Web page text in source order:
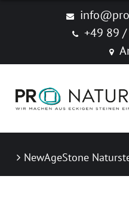
+49 89 /
NewAgeStone
Zubehör
Produktkataloge